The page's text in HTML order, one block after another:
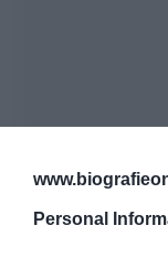
Personal